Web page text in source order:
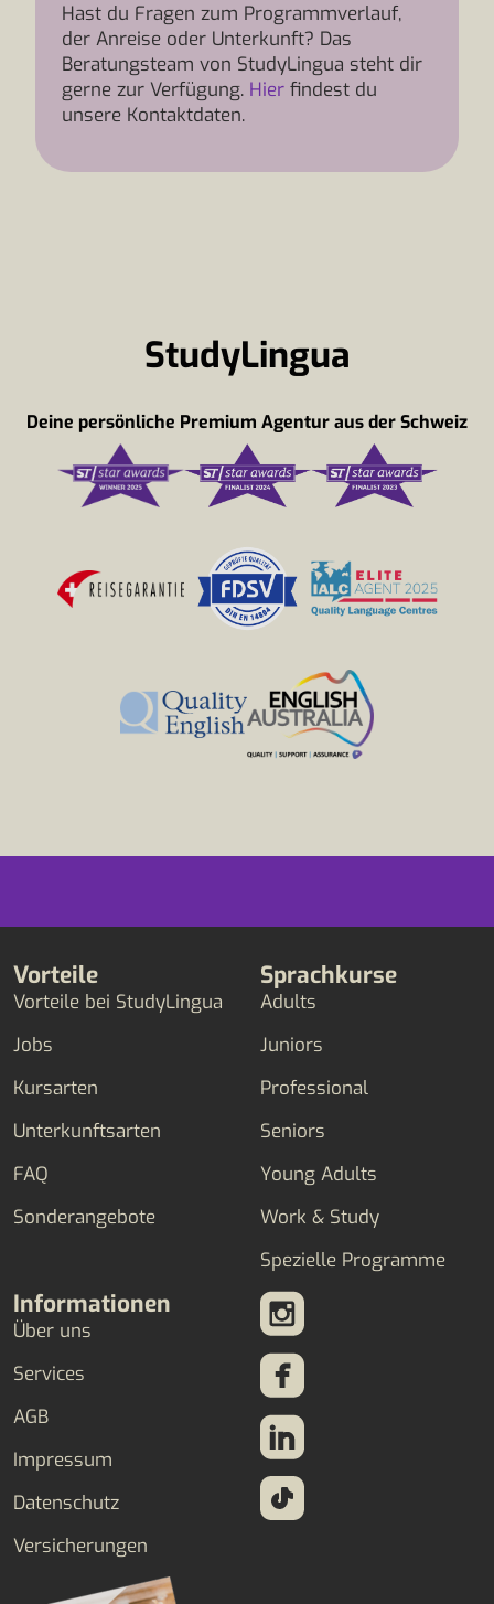
Hast du Fragen zum Programmverlauf,
der Anreise oder Unterkunft? Das
Beratungsteam von StudyLingua steht dir
gerne zur Verfügung. Hier findest du
unsere Kontaktdaten.
StudyLingua
Deine persönliche Premium Agentur aus der Schweiz
Vorteile
Vorteile bei StudyLingua
Jobs
Kursarten
Unterkunftsarten
FAQ
Sonderangebote
Sprachkurse
Adults
Juniors
Professional
Seniors
Young Adults
Work & Study
Spezielle Programme
Informationen
Über uns
Services
AGB
Impressum
Datenschutz
Versicherungen